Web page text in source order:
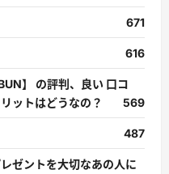
671
616
】 の評判、良い 口コ
ットはどうなの？
569
487
ゼントを大切なあの人に